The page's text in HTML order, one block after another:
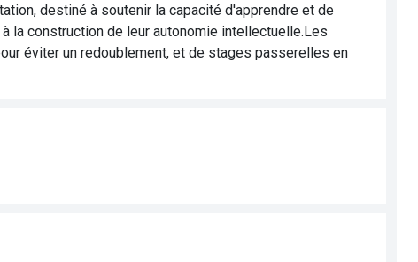
destiné à soutenir la capacité d'apprendre et de
la construction de leur autonomie intellectuelle.Les
éviter un redoublement, et de stages passerelles en